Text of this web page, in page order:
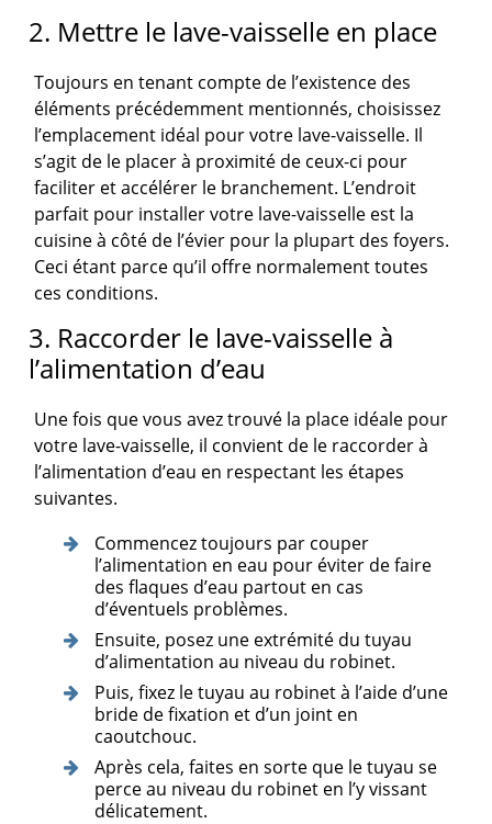
2. Mettre le lave-vaisselle en place
Toujours en tenant compte de l’existence des
éléments précédemment mentionnés, choisissez
l’emplacement idéal pour votre lave-vaisselle. Il
s’agit de le placer à proximité de ceux-ci pour
faciliter et accélérer le branchement. L’endroit
parfait pour installer votre lave-vaisselle est la
cuisine à côté de l’évier pour la plupart des foyers.
Ceci étant parce qu’il offre normalement toutes
ces conditions.
3. Raccorder le lave-vaisselle à
l’alimentation d’eau
Une fois que vous avez trouvé la place idéale pour
votre lave-vaisselle, il convient de le raccorder à
l’alimentation d’eau en respectant les étapes
suivantes.
Commencez toujours par couper
l’alimentation en eau pour éviter de faire
des flaques d’eau partout en cas
d’éventuels problèmes.
Ensuite, posez une extrémité du tuyau
d’alimentation au niveau du robinet.
Puis, fixez le tuyau au robinet à l’aide d’une
bride de fixation et d’un joint en
caoutchouc.
Après cela, faites en sorte que le tuyau se
perce au niveau du robinet en l’y vissant
délicatement.